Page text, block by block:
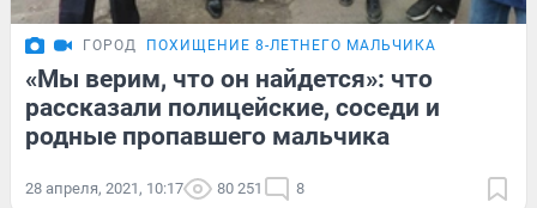
ГОРОД ПОХИЩЕНИЕ 8-ЛЕТНЕГО МАЛЬЧИКА
«Мы верим, что он найдется»: что
рассказали полицейские, соседи и
родные пропавшего мальчика
28 апреля, 2021, 10:17 80 251 8